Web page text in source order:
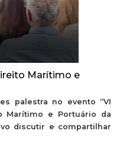
Marítimo e
palestra no evento “VI
Marítimo e Portuário da
discutir e compartilhar